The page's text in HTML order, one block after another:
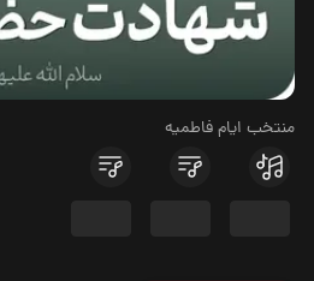
منتخب ایام فاطمیه